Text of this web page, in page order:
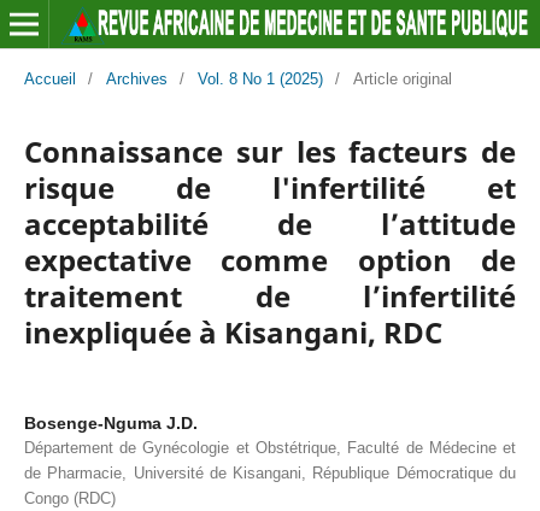
Accueil / Archives / Vol. 8 No 1 (2025) / Article original
Connaissance sur les facteurs de
risque de l'infertilité et
acceptabilité de l’attitude
expectative comme option de
traitement de l’infertilité
inexpliquée à Kisangani, RDC
Bosenge-Nguma J.D.
Département de Gynécologie et Obstétrique, Faculté de Médecine et
de Pharmacie, Université de Kisangani, République Démocratique du
Congo (RDC)